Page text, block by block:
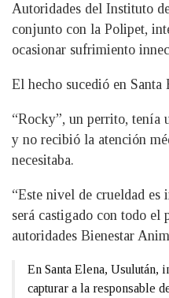
Autoridades del Instituto
conjunto con la Polipet,
ocasionar sufrimiento
El hecho sucedió en Santa
“Rocky”, un perrito, tenía
y no recibió la atención
necesitaba.
“Este nivel de crueldad es
será castigado con todo el
autoridades Bienestar
En Santa Elena, Usulután,
capturar a la responsable